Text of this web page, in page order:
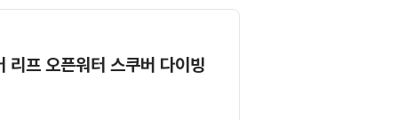
리프 오픈워터 스쿠버 다이빙